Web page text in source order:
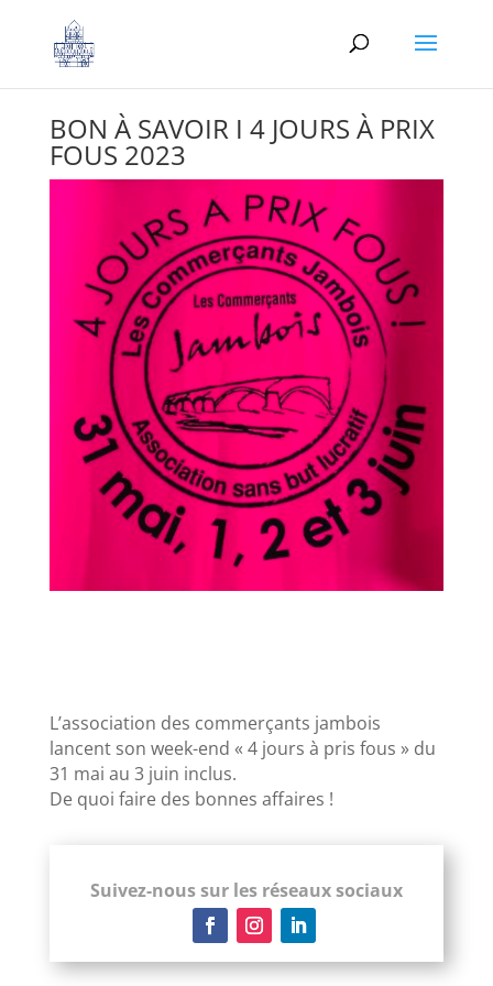
BON À SAVOIR I 4 JOURS À PRIX
FOUS 2023
L’association des commerçants jambois
lancent son week-end « 4 jours à pris fous » du
31 mai au 3 juin inclus.
De quoi faire des bonnes affaires !
Suivez-nous sur les réseaux sociaux